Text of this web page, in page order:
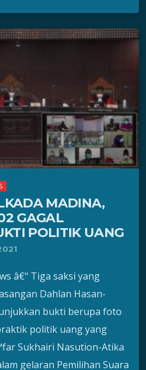
MADINA,
GAGAL
POLITIK UANG
â€“ Tiga saksi yang
Dahlan Hasan-
bukti berupa foto
politik uang yang
Sukhairi Nasution-Atika
gelaran Pemilihan Suara